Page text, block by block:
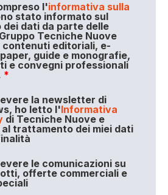
l'informativa sulla
stato informato sul
dati da parte delle
Tecniche Nuove
contenuti editoriali, e-
guide e monografie,
e convegni professionali
*
la newsletter di
ho letto l'Informativa
di Tecniche Nuove e
trattamento dei miei dati
le comunicazioni su
offerte commerciali e